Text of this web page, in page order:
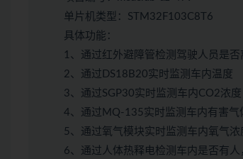
单片机类型：STM32F103C8T6
具体功能：
1、通过红外避障管检测驾驶人员是
2、通过DS18B20实时监测车内温度
3、通过SGP30实时监测车内CO2浓度
4、通过MQ-135实时监测车内有害气
5、通过氧气模块实时监测车内氧气浓
6、通过人体热释电检测车内是否有